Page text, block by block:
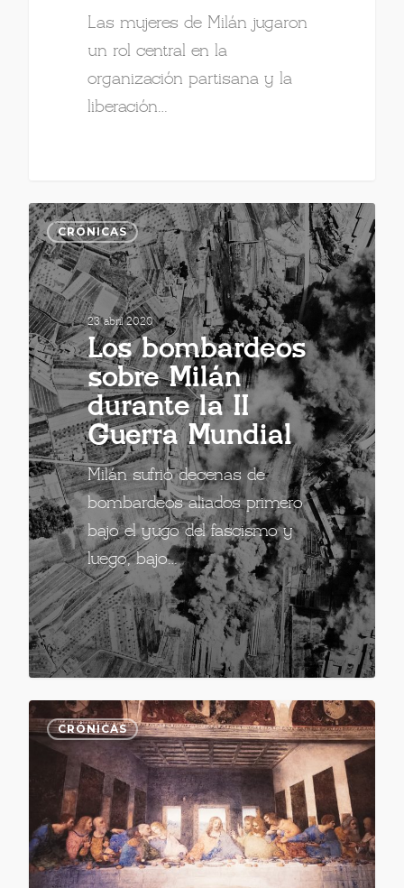
Las mujeres de Milán jugaron
un rol central en la
organización partisana y la
liberación…
CRÓNICAS
23 abril 2020
Los bombardeos
sobre Milán
durante la II
Guerra Mundial
Milán sufrió decenas de
bombardeos aliados primero
bajo el yugo del fascismo y
luego, bajo…
CRÓNICAS